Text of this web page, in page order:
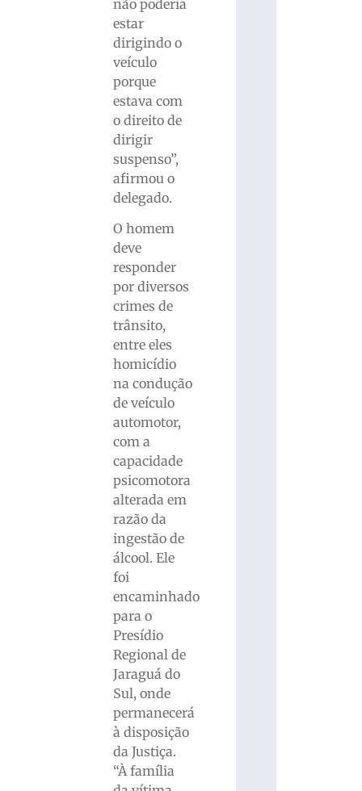
não poderia
estar
dirigindo o
veículo
porque
estava com
o direito de
dirigir
suspenso”,
afirmou o
delegado.
O homem
deve
responder
por diversos
crimes de
trânsito,
entre eles
homicídio
na condução
de veículo
automotor,
com a
capacidade
psicomotora
alterada em
razão da
ingestão de
álcool. Ele
foi
encaminhado
para o
Presídio
Regional de
Jaraguá do
Sul, onde
permanecerá
à disposição
da Justiça.
“À família